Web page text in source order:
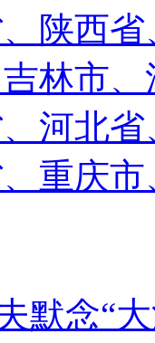
、陕西
林市
河北
重庆
默念“